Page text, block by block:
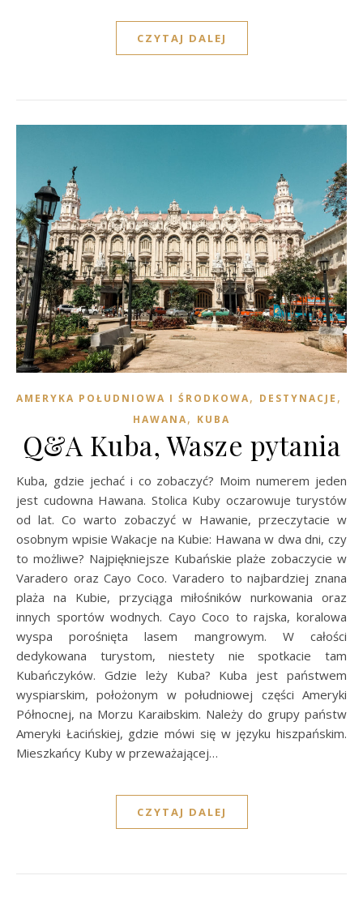
CZYTAJ DALEJ
AMERYKA POŁUDNIOWA I ŚRODKOWA, DESTYNACJE ,
HAWANA, KUBA
Q&A Kuba, Wasze pytania
Kuba, gdzie jechać i co zobaczyć? Moim numerem jeden
jest cudowna Hawana. Stolica Kuby oczarowuje turystów
od lat. Co warto zobaczyć w Hawanie, przeczytacie w
osobnym wpisie Wakacje na Kubie: Hawana w dwa dni, czy
to możliwe? Najpiękniejsze Kubańskie plaże zobaczycie w
Varadero oraz Cayo Coco. Varadero to najbardziej znana
plaża na Kubie, przyciąga miłośników nurkowania oraz
innych sportów wodnych. Cayo Coco to rajska, koralowa
wyspa porośnięta lasem mangrowym. W całości
dedykowana turystom, niestety nie spotkacie tam
Kubańczyków. Gdzie leży Kuba? Kuba jest państwem
wyspiarskim, położonym w południowej części Ameryki
Północnej, na Morzu Karaibskim. Należy do grupy państw
Ameryki Łacińskiej, gdzie mówi się w języku hiszpańskim.
Mieszkańcy Kuby w przeważającej…
CZYTAJ DALEJ